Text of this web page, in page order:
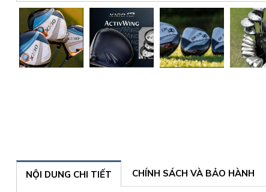
NỘI DUNG CHI TIẾT CHÍNH SÁCH VÀ BẢO HÀNH